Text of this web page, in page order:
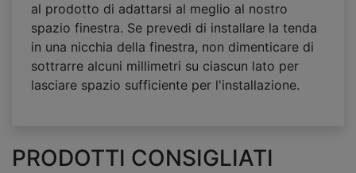
al prodotto di adattarsi al meglio al nostro
spazio finestra. Se prevedi di installare la tenda
in una nicchia della finestra, non dimenticare di
sottrarre alcuni millimetri su ciascun lato per
lasciare spazio sufficiente per l'installazione.
PRODOTTI CONSIGLIATI